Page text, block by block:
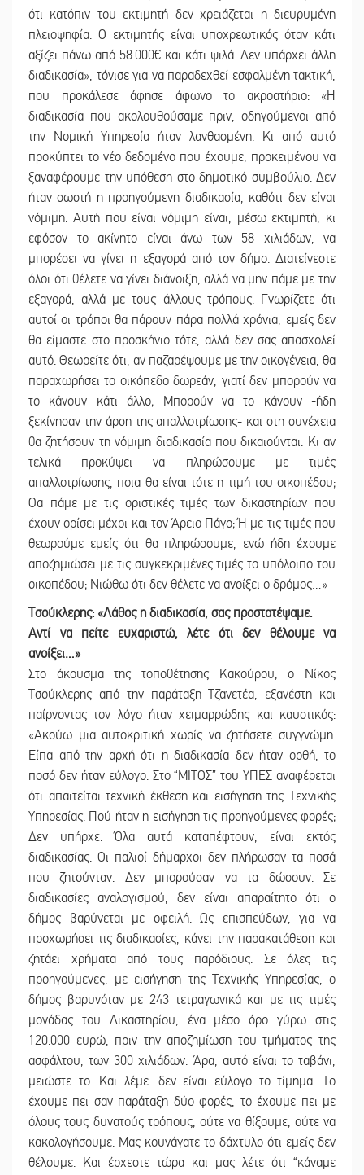
ότι κατόπιν του εκτιμητή δεν χρειάζεται η διευρυμένη
πλειοψηφία. Ο εκτιμητής είναι υποχρεωτικός όταν κάτι
αξίζει πάνω από 58.000€ και κάτι ψιλά. Δεν υπάρχει άλλη
διαδικασία», τόνισε για να παραδεχθεί εσφαλμένη τακτική,
που προκάλεσε άφησε άφωνο το ακροατήριο: «Η
διαδικασία που ακολουθούσαμε πριν, οδηγούμενοι από
την Νομική Υπηρεσία ήταν λανθασμένη. Κι από αυτό
προκύπτει το νέο δεδομένο που έχουμε, προκειμένου να
ξαναφέρουμε την υπόθεση στο δημοτικό συμβούλιο. Δεν
ήταν σωστή η προηγούμενη διαδικασία, καθότι δεν είναι
νόμιμη. Αυτή που είναι νόμιμη είναι, μέσω εκτιμητή, κι
εφόσον το ακίνητο είναι άνω των 58 χιλιάδων, να
μπορέσει να γίνει η εξαγορά από τον δήμο. Διατείνεστε
όλοι ότι θέλετε να γίνει διάνοιξη, αλλά να μην πάμε με την
εξαγορά, αλλά με τους άλλους τρόπους. Γνωρίζετε ότι
αυτοί οι τρόποι θα πάρουν πάρα πολλά χρόνια, εμείς δεν
θα είμαστε στο προσκήνιο τότε, αλλά δεν σας απασχολεί
αυτό. Θεωρείτε ότι, αν παζαρέψουμε με την οικογένεια, θα
παραχωρήσει το οικόπεδο δωρεάν, γιατί δεν μπορούν να
το κάνουν κάτι άλλο; Μπορούν να το κάνουν -ήδη
ξεκίνησαν την άρση της απαλλοτρίωσης- και στη συνέχεια
θα ζητήσουν τη νόμιμη διαδικασία που δικαιούνται. Κι αν
τελικά προκύψει να πληρώσουμε με τιμές
απαλλοτρίωσης, ποια θα είναι τότε η τιμή του οικοπέδου;
Θα πάμε με τις οριστικές τιμές των δικαστηρίων που
έχουν ορίσει μέχρι και τον Άρειο Πάγο; Ή με τις τιμές που
θεωρούμε εμείς ότι θα πληρώσουμε, ενώ ήδη έχουμε
αποζημιώσει με τις συγκεκριμένες τιμές το υπόλοιπο του
οικοπέδου; Νιώθω ότι δεν θέλετε να ανοίξει ο δρόμος…»
Τσούκλερης: «Λάθος η διαδικασία, σας προστατέψαμε.
Αντί να πείτε ευχαριστώ, λέτε ότι δεν θέλουμε να
ανοίξει…»
Στο άκουσμα της τοποθέτησης Κακούρου, ο Νίκος
Τσούκλερης από την παράταξη Τζανετέα, εξανέστη και
παίρνοντας τον λόγο ήταν χειμαρρώδης και καυστικός:
«Ακούω μια αυτοκριτική χωρίς να ζητήσετε συγγνώμη.
Είπα από την αρχή ότι η διαδικασία δεν ήταν ορθή, το
ποσό δεν ήταν εύλογο. Στο “ΜΙΤΟΣ” του ΥΠΕΣ αναφέρεται
ότι απαιτείται τεχνική έκθεση και εισήγηση της Τεχνικής
Υπηρεσίας. Πού ήταν η εισήγηση τις προηγούμενες φορές;
Δεν υπήρχε. Όλα αυτά καταπέφτουν, είναι εκτός
διαδικασίας. Οι παλιοί δήμαρχοι δεν πλήρωσαν τα ποσά
που ζητούνταν. Δεν μπορούσαν να τα δώσουν. Σε
διαδικασίες αναλογισμού, δεν είναι απαραίτητο ότι ο
δήμος βαρύνεται με οφειλή. Ως επισπεύδων, για να
προχωρήσει τις διαδικασίες, κάνει την παρακατάθεση και
ζητάει χρήματα από τους παρόδιους. Σε όλες τις
προηγούμενες, με εισήγηση της Τεχνικής Υπηρεσίας, ο
δήμος βαρυνόταν με 243 τετραγωνικά και με τις τιμές
μονάδας του Δικαστηρίου, ένα μέσο όρο γύρω στις
120.000 ευρώ, πριν την αποζημίωση του τμήματος της
ασφάλτου, των 300 χιλιάδων. Άρα, αυτό είναι το ταβάνι,
μειώστε το. Και λέμε: δεν είναι εύλογο το τίμημα. Το
έχουμε πει σαν παράταξη δύο φορές, το έχουμε πει με
όλους τους δυνατούς τρόπους, ούτε να θίξουμε, ούτε να
κακολογήσουμε. Μας κουνάγατε το δάχτυλο ότι εμείς δεν
θέλουμε. Και έρχεστε τώρα και μας λέτε ότι “κάναμε